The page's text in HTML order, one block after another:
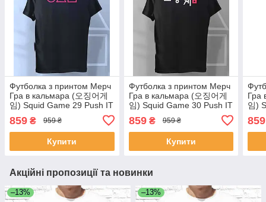
Футболка з принтом Мерч
Гра в кальмара (오징어게
임) Squid Game 29 Push IT
859 ₴ 959 ₴
Купити
Футболка з принтом Мерч
Гра в кальмара (오징어게
임) Squid Game 30 Push IT
859₴ 959 ₴
Купити
Гра
임)
859
Акційні пропозиції та новинки
–13% –13%